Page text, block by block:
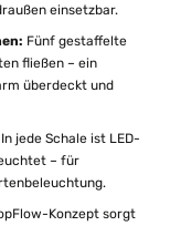
einsetzbar.
Fünf gestaffelte
fließen – ein
überdeckt und
In jede Schale ist LED-
– für
Konzept sorgt